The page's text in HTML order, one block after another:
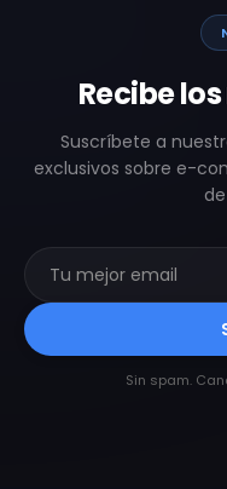
Recibe
Suscríbete a
exclusivos sobre e-
Sin spam.